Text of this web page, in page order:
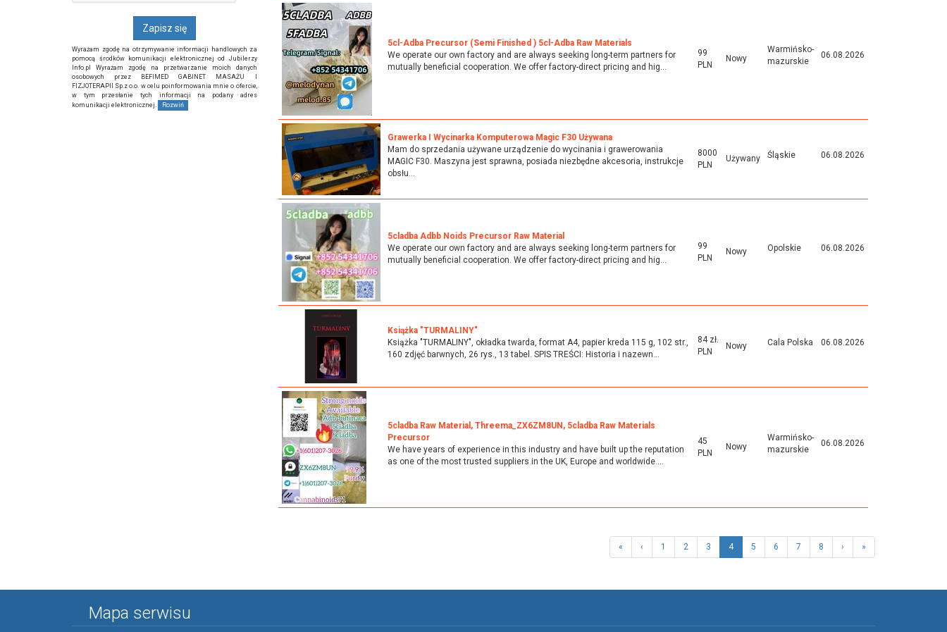
Wyrażam zgodę na otrzymywanie informacji handlowych za
pomocą środków komunikacji elektronicznej od Jubilerzy
Info.pl Wyrażam zgodę na przetwarzanie moich danych
osobowych przez BEFIMED GABINET MASAŻU I
FIZJOTERAPII Sp.z o.o. w celu poinformowania mnie o ofercie,
w tym przesłanie tych informacji na podany adres
komunikacji elektronicznej.
Rozwiń
5cl-Adba Precursor (semi Finished ) 5cl-Adba Raw Materials
We operate our own factory and are always seeking long-term partners for
mutually beneficial cooperation. We offer factory-direct pricing and hig...
99
PLN
Nowy
Warmińsko-
mazurskie
06.08.2026
Grawerka I Wycinarka Komputerowa Magic F30 Używana
Mam do sprzedania używane urządzenie do wycinania i grawerowania
MAGIC F30. Maszyna jest sprawna, posiada niezbędne akcesoria, instrukcje
obsłu...
8000
PLN
Używany Śląskie 06.08.2026
5cladba Adbb Noids Precursor Raw Material
We operate our own factory and are always seeking long-term partners for
mutually beneficial cooperation. We offer factory-direct pricing and hig...
99
PLN
Nowy Opolskie 06.08.2026
Książka "TURMALINY"
Książka "TURMALINY", okładka twarda, format A4, papier kreda 115 g, 102 str.,
160 zdjęć barwnych, 26 rys., 13 tabel. SPIS TREŚCI: Historia i nazewn...
84 zł.
PLN
Nowy Cala Polska 06.08.2026
5cladba Raw Material, Threema_ZX6ZM8UN, 5cladba Raw Materials
Precursor
We have years of experience in this industry and have built up the reputation
as one of the most trusted suppliers in the UK, Europe and worldwide....
45
PLN
Nowy
Warmińsko-
mazurskie
06.08.2026
« ‹ 1 2 3 4 5 6 7 8 › »
Mapa serwisu